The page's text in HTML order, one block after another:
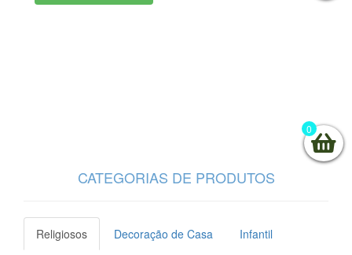
CATEGORIAS DE PRODUTOS
Religiosos Decoração de Casa Infantil
0